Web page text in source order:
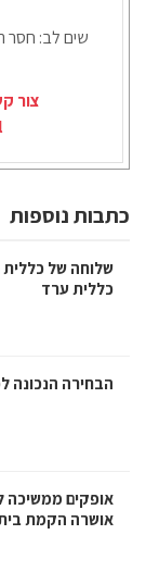
שים לב: חסר
צור
כתבות נוספות
שלוחה של
כללית ערד
הבחירה הנכונה
אופקים ממשיכה
אושרה הקמת בית